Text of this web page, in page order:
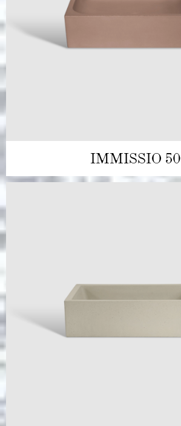
IMMISSIO 50